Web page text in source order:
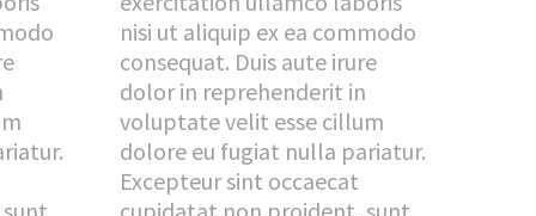
nisi ut aliquip ex ea commodo
consequat. Duis aute irure
dolor in reprehenderit in
voluptate velit esse cillum
dolore eu fugiat nulla pariatur.
Excepteur sint occaecat